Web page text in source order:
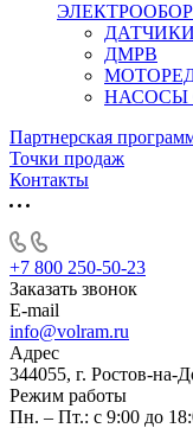
ДАТЧИКИ
ДМРВ
НАСОСЫ
Партнерская
Точки продаж
Контакты
+7 800 250-50-23
Заказать звонок
E-mail
info@volram.ru
Адрес
344055, г. Ростов-на-
Режим работы
Пн. – Пт.: с 9:00 до